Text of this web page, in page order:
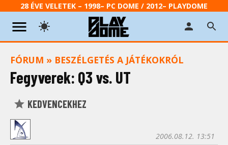
28 ÉVE VELETEK – 1998– PC DOME / 2012– PLAYDOME
FÓRUM » BESZÉLGETÉS A JÁTÉKOKRÓL
Fegyverek: Q3 vs. UT
KEDVENCEKHEZ
2006.08.12. 13:51